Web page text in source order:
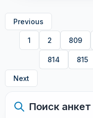
Поиск анкет
Previous
1 2 809
814 815
Next